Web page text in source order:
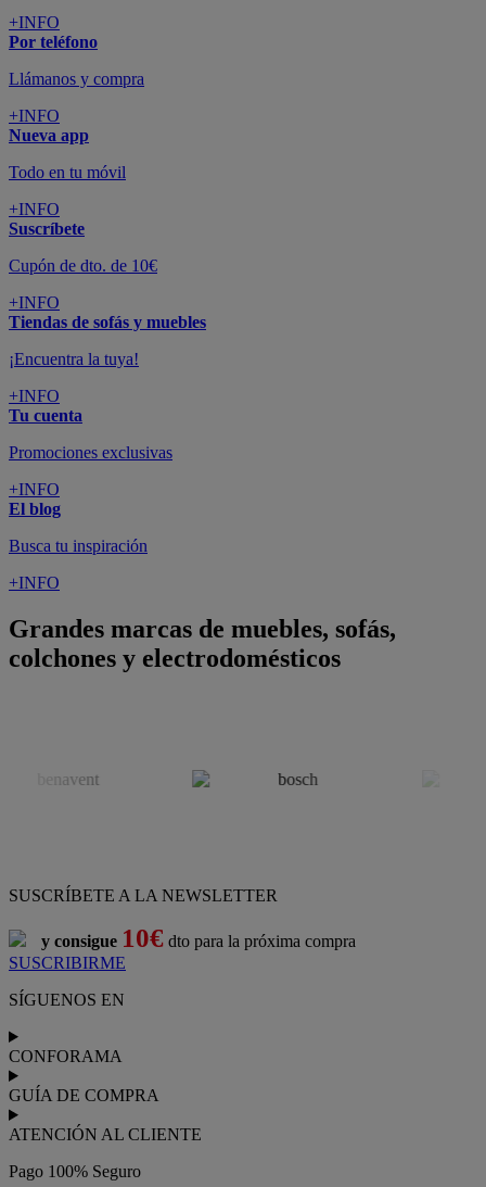
+INFO
Por teléfono
Llámanos y compra
+INFO
Nueva app
Todo en tu móvil
+INFO
Suscríbete
Cupón de dto. de 10€
+INFO
Tiendas de sofás y muebles
¡Encuentra la tuya!
+INFO
Tu cuenta
Promociones exclusivas
+INFO
El blog
Busca tu inspiración
+INFO
Grandes marcas de muebles, sofás,
colchones y electrodomésticos
SUSCRÍBETE A LA NEWSLETTER
y consigue 10€ dto para la próxima compra
SUSCRIBIRME
SÍGUENOS EN
CONFORAMA
GUÍA DE COMPRA
ATENCIÓN AL CLIENTE
Pago 100% Seguro